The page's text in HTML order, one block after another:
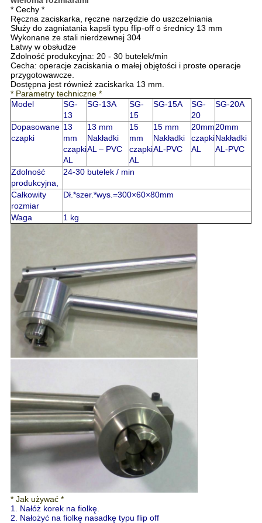
* Cechy *
Ręczna zaciskarka, ręczne narzędzie do uszczelniania
Służy do zagniatania kapsli typu flip-off o średnicy 13 mm
Wykonane ze stali nierdzewnej 304
Łatwy w obsłudze
Zdolność produkcyjna: 20 - 30 butelek/min
Cecha: operacje zaciskania o małej objętości i proste operacje
przygotowawcze.
Dostępna jest również zaciskarka 13 mm.
* Parametry techniczne *
Model
SG-
13
SG-13A
SG-
15
SG-15A
SG-
20
SG-20A
Dopasowane
czapki
13
mm
czapki
AL
13 mm
Nakładki
AL – PVC
15
mm
czapki
AL
15 mm
Nakładki
AL-PVC
20mm
czapki
AL
20mm
Nakładki
AL-PVC
Zdolność
produkcyjna,
24-30 butelek / min
Całkowity
rozmiar
Dł.*szer.*wys.=300×60×80mm
Waga 1 kg
* Jak używać *
1. Nałóż korek na fiolkę.
2. Nałożyć na fiolkę nasadkę typu flip off